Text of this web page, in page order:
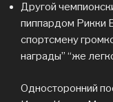
Другой
пиппардом Рикки
спортсмену
награды” “же
Односторонний